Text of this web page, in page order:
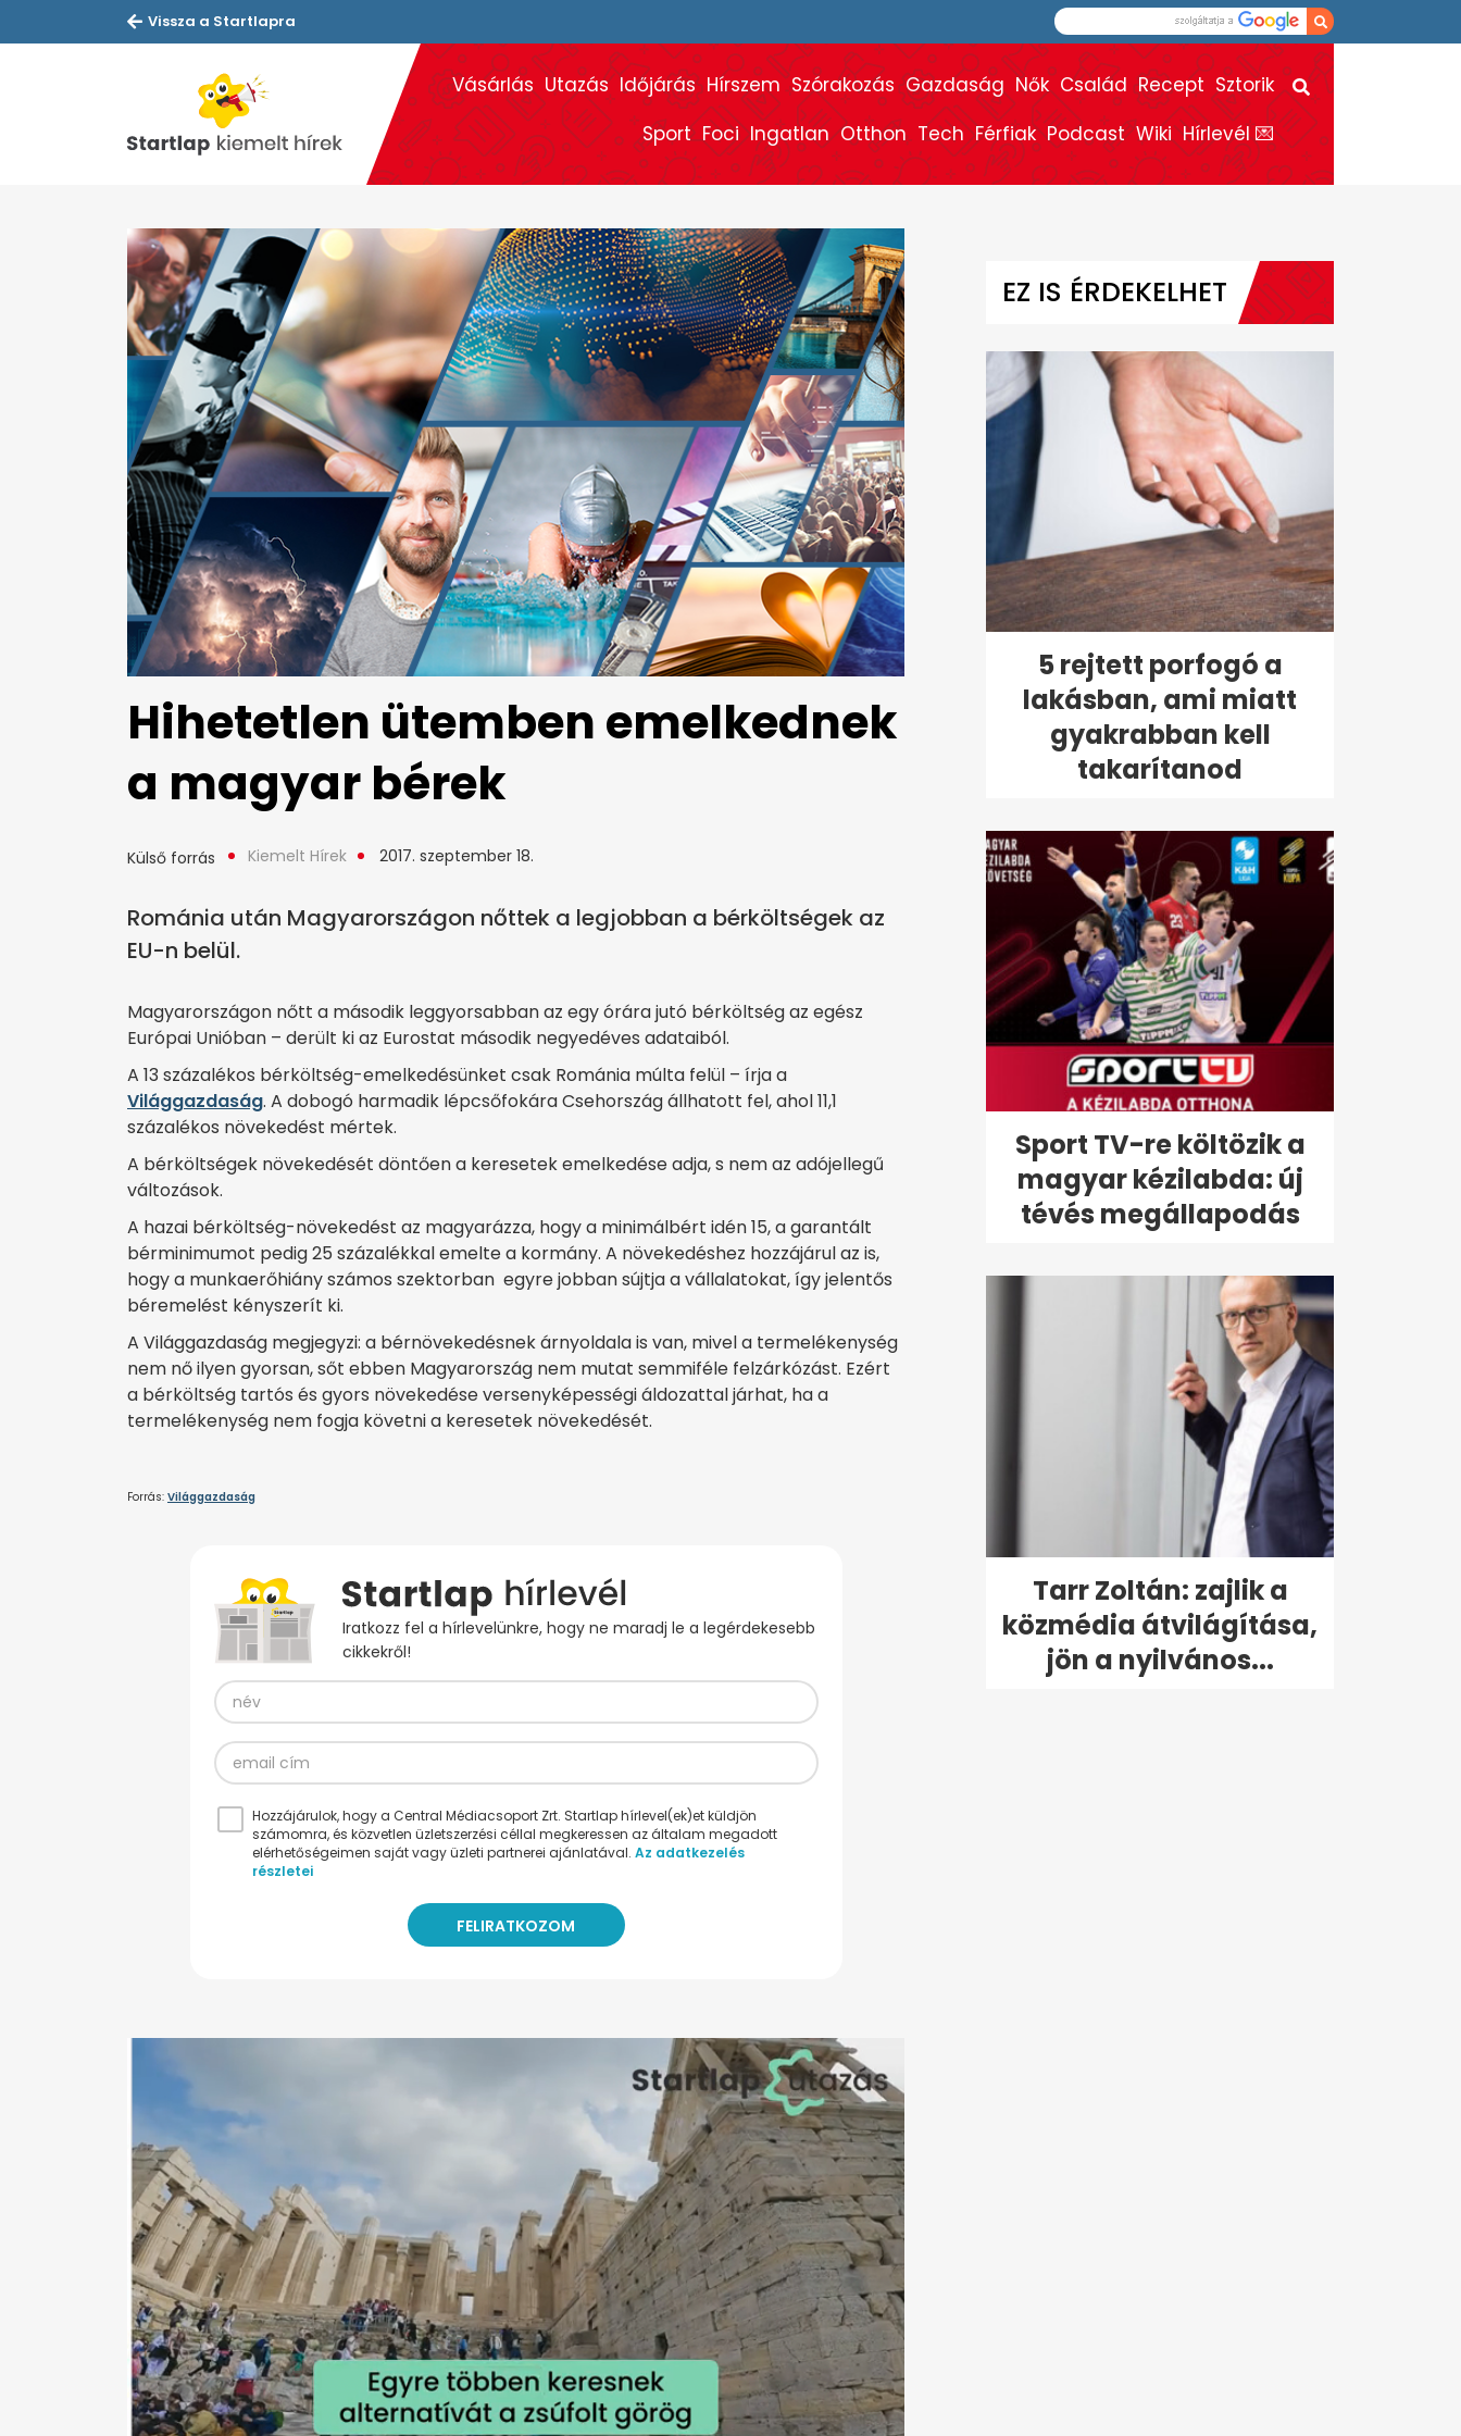
Vissza a Startlapra
Vásárlás Utazás Időjárás Hírszem Szórakozás Gazdaság Nők Család Recept Sztorik
Sport Foci Ingatlan Otthon Tech Férfiak Podcast Wiki Hírlevél 💌
Hihetetlen ütemben emelkednek
a magyar bérek
Külső forrás Kiemelt Hírek 2017. szeptember 18.
Románia után Magyarországon nőttek a legjobban a bérköltségek az
EU-n belül.
Magyarországon nőtt a második leggyorsabban az egy órára jutó bérköltség az egész
Európai Unióban – derült ki az Eurostat második negyedéves adataiból.
A 13 százalékos bérköltség-emelkedésünket csak Románia múlta felül – írja a
Világgazdaság. A dobogó harmadik lépcsőfokára Csehország állhatott fel, ahol 11,1
százalékos növekedést mértek.
A bérköltségek növekedését döntően a keresetek emelkedése adja, s nem az adójellegű
változások.
A hazai bérköltség-növekedést az magyarázza, hogy a minimálbért idén 15, a garantált
bérminimumot pedig 25 százalékkal emelte a kormány. A növekedéshez hozzájárul az is,
hogy a munkaerőhiány számos szektorban egyre jobban sújtja a vállalatokat, így jelentős
béremelést kényszerít ki.
A Világgazdaság megjegyzi: a bérnövekedésnek árnyoldala is van, mivel a termelékenység
nem nő ilyen gyorsan, sőt ebben Magyarország nem mutat semmiféle felzárkózást. Ezért
a bérköltség tartós és gyors növekedése versenyképességi áldozattal járhat, ha a
termelékenység nem fogja követni a keresetek növekedését.
Forrás: Világgazdaság
Iratkozz fel a hírlevelünkre, hogy ne maradj le a legérdekesebb
cikkekről!
Hozzájárulok, hogy a Central Médiacsoport Zrt. Startlap hírlevel(ek)et küldjön
számomra, és közvetlen üzletszerzési céllal megkeressen az általam megadott
elérhetőségeimen saját vagy üzleti partnerei ajánlatával. Az adatkezelés
részletei
EZ IS ÉRDEKELHET
5 rejtett porfogó a
lakásban, ami miatt
gyakrabban kell
takarítanod
Sport TV-re költözik a
magyar kézilabda: új
tévés megállapodás
Tarr Zoltán: zajlik a
közmédia átvilágítása,
jön a nyilvános...